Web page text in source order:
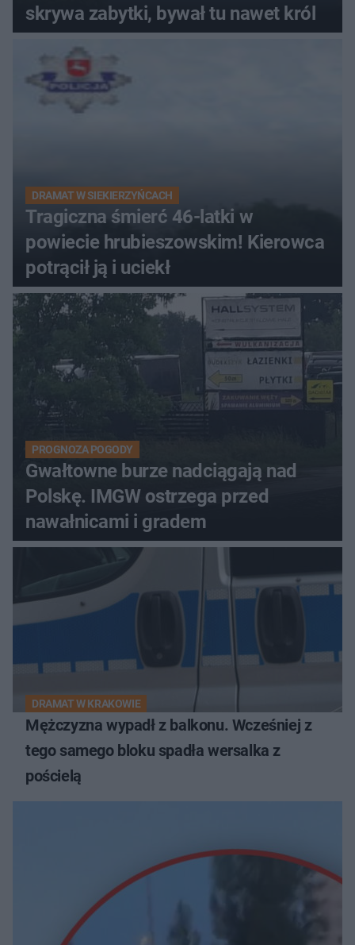
skrywa zabytki, bywał tu nawet król
DRAMAT W SIEKIERZYŃCACH
Tragiczna śmierć 46-latki w
powiecie hrubieszowskim! Kierowca
potrącił ją i uciekł
PROGNOZA POGODY
Gwałtowne burze nadciągają nad
Polskę. IMGW ostrzega przed
nawałnicami i gradem
DRAMAT W KRAKOWIE
Mężczyzna wypadł z balkonu. Wcześniej z
tego samego bloku spadła wersalka z
pościelą